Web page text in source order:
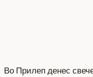
Во Прилеп денес